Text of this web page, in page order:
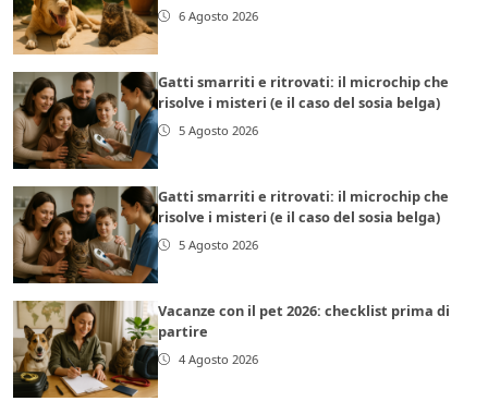
6 Agosto 2026
Gatti smarriti e ritrovati: il microchip che
risolve i misteri (e il caso del sosia belga)
5 Agosto 2026
Gatti smarriti e ritrovati: il microchip che
risolve i misteri (e il caso del sosia belga)
5 Agosto 2026
Vacanze con il pet 2026: checklist prima di
partire
4 Agosto 2026